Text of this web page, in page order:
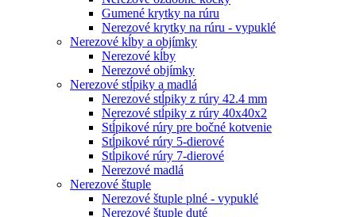
Gumené krytky na rúru
Nerezové krytky na rúru - vypuklé
Nerezové kĺby a objímky
Nerezové kĺby
Nerezové objímky
Nerezové stĺpiky a madlá
Nerezové stĺpiky z rúry 42.4 mm
Nerezové stĺpiky z rúry 40x40x2
Stĺpikové rúry pre bočné kotvenie
Stĺpikové rúry 5-dierové
Stĺpikové rúry 7-dierové
Nerezové madlá
Nerezové štuple
Nerezové štuple plné - vypuklé
Nerezové štuple duté